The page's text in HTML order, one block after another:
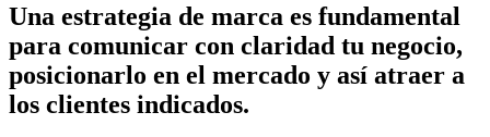
Una estrategia de marca es fundamental
para comunicar con claridad tu negocio,
posicionarlo en el mercado y así atraer a
los clientes indicados.